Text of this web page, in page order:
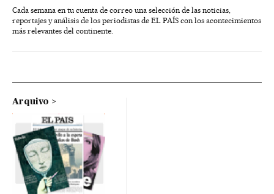
Cada semana en tu cuenta de correo una selección de las noticias,
reportajes y análisis de los periodistas de EL PAÍS con los acontecimientos
más relevantes del continente.
Arquivo